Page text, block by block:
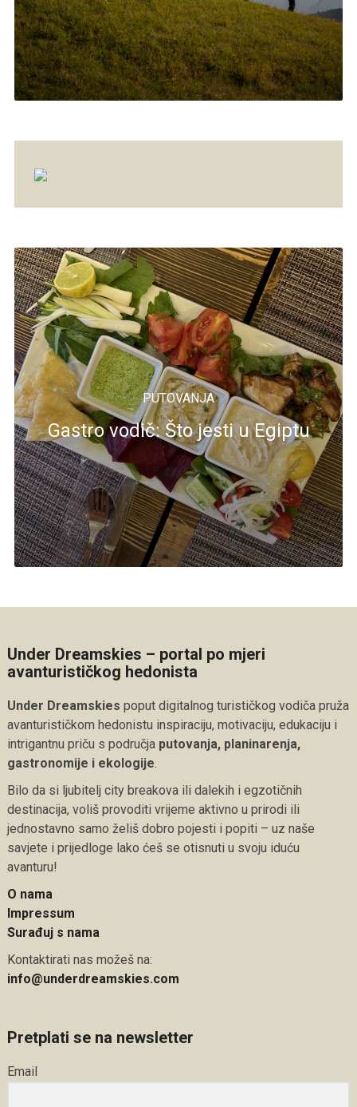
PUTOVANJA
Gastro vodič: Što jesti u Egiptu
Under Dreamskies – portal po mjeri
avanturističkog hedonista
Under Dreamskies poput digitalnog turističkog vodiča pruža
avanturističkom hedonistu inspiraciju, motivaciju, edukaciju i
intrigantnu priču s područja putovanja, planinarenja,
gastronomije i ekologije.
Bilo da si ljubitelj city breakova ili dalekih i egzotičnih
destinacija, voliš provoditi vrijeme aktivno u prirodi ili
jednostavno samo želiš dobro pojesti i popiti – uz naše
savjete i prijedloge lako ćeš se otisnuti u svoju iduću
avanturu!
O nama
Impressum
Surađuj s nama
Kontaktirati nas možeš na:
info@underdreamskies.com
Pretplati se na newsletter
Email